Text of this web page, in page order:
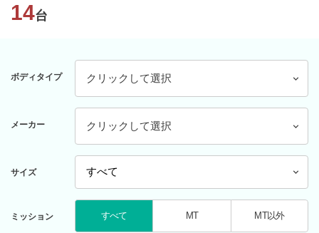
14台
ボディタイプ クリックして選択
メーカー クリックして選択
サイズ
ミッション すべて MT MT以外